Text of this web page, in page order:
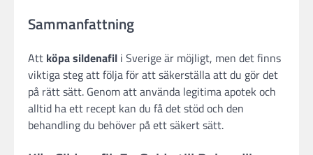
Sammanfattning
Att köpa sildenafil i Sverige är möjligt, men det finns
viktiga steg att följa för att säkerställa att du gör det
på rätt sätt. Genom att använda legitima apotek och
alltid ha ett recept kan du få det stöd och den
behandling du behöver på ett säkert sätt.